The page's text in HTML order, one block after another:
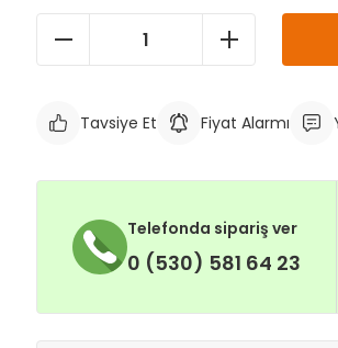
Tavsiye Et Fiyat Alarmı
Telefonda sipariş ver
0 (530) 581 64 23